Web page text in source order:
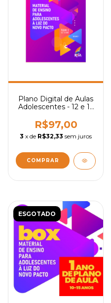
Plano Digital de Aulas
Adolescentes - 12 e 13
R$97,00
3 x de R$32,33 sem juros
ESGOTADO